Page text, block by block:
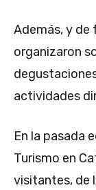
Además, y de
organizaron
actividades
En la pasada
Turismo en
visitantes, de